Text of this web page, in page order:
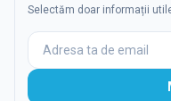
Selectăm doar informații